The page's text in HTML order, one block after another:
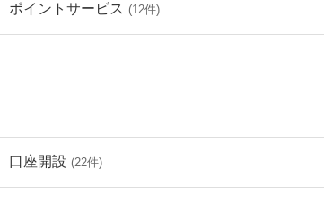
ポイントサービス (12件)
口座開設 (22件)